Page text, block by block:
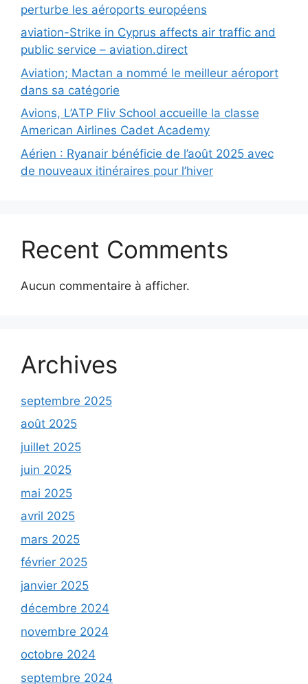
perturbe les aéroports européens
aviation-Strike in Cyprus affects air traffic and
public service – aviation.direct
Aviation; Mactan a nommé le meilleur aéroport
dans sa catégorie
Avions, L’ATP Fliv School accueille la classe
American Airlines Cadet Academy
Aérien : Ryanair bénéficie de l’août 2025 avec
de nouveaux itinéraires pour l’hiver
Recent Comments
Aucun commentaire à afficher.
Archives
septembre 2025
août 2025
juillet 2025
juin 2025
mai 2025
avril 2025
mars 2025
février 2025
janvier 2025
décembre 2024
novembre 2024
octobre 2024
septembre 2024